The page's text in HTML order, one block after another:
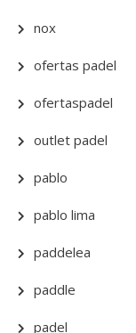
nox
ofertas padel
ofertaspadel
outlet padel
pablo
pablo lima
paddelea
paddle
padel